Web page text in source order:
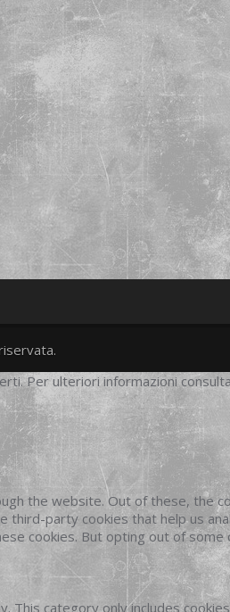
googleplus
facebook
Per ulteriori informazioni
the website. Out of these, the
party cookies that help us
cookies. But opting out of
category only includes